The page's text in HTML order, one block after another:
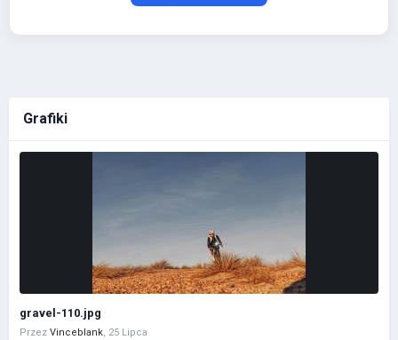
Grafiki
gravel-110.jpg
Przez Vinceblank 25 Lipca